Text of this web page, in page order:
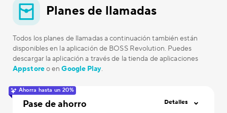
Planes de llamadas
Todos los planes de llamadas a continuación también están
disponibles en la aplicación de BOSS Revolution. Puedes
descargar la aplicación a través de la tienda de aplicaciones
Appstoreo enGoogle Play.
Ahorra hasta un 20%
Pase de ahorro Detalles